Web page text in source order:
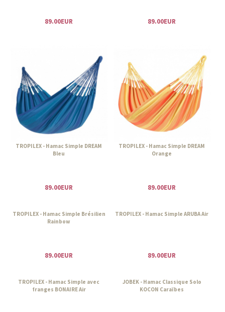
89.00EUR 89.00EUR
TROPILEX - Hamac Simple DREAM
Bleu
89.00EUR
TROPILEX - Hamac Simple DREAM
Orange
89.00EUR
TROPILEX - Hamac Simple Brésilien
Rainbow
89.00EUR
TROPILEX - Hamac Simple ARUBA Air
89.00EUR
TROPILEX - Hamac Simple avec
franges BONAIRE Air
JOBEK - Hamac Classique Solo
KOCON Caraïbes